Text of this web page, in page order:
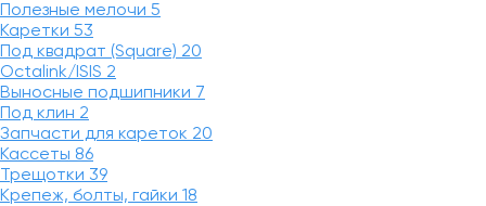
Полезные мелочи 5
Каретки 53
Под квадрат (Square) 20
Octalink/ISIS 2
Выносные подшипники 7
Под клин 2
Запчасти для кареток 20
Кассеты 86
Трещотки 39
Крепеж, болты, гайки 18